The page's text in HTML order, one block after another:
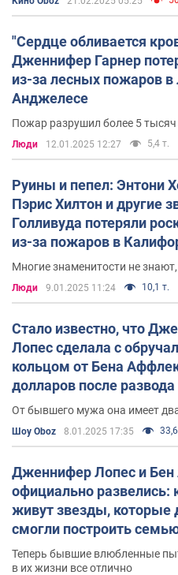
"Сердце обливается
Дженнифер Гарнер
из-за лесных пожаров в
Анджелесе
Пожар разрушил более 5
Люди 12.01.2025 12:27 5,4 т.
Руины и пепел: Энтони
Пэрис Хилтон и другие
Голливуда потеряли
из-за пожаров в
Многие знаменитости не
Люди 9.01.2025 11:24 10,1 т.
Стало известно, что
Лопес сделала с
кольцом от Бена
долларов после развода
От бывшего мужа она имеет
Шоу Oboz 8.01.2025 17:35
Дженнифер Лопес и
официально развелись:
живут звезды,
смогли построить
Теперь бывшие влюбленные
в их жизни все отлично